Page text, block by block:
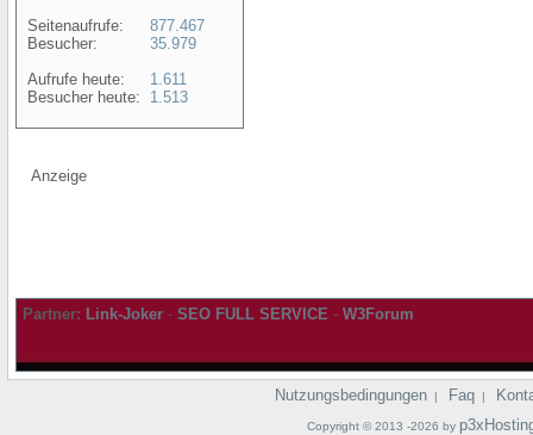
Seitenaufrufe:
Besucher:
Aufrufe heute:
Besucher heute:
877.467
35.979
1.611
1.513
Anzeige
Partner: Link-Joker - SEO FULL SERVICE - W3Forum
Nutzungsbedingungen | Faq |
Copyright © 2013 -2026 by